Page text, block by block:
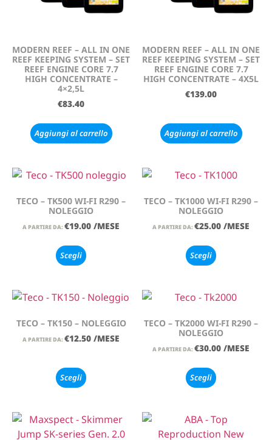
MODERN REEF – ALL IN ONE
REEF KEEPING SYSTEM – SET
REEF ENGINE CORE 7.7
HIGH CONCENTRATE –
4×2,5L
€83.40
Aggiungi al carrello
MODERN REEF – ALL IN ONE
REEF KEEPING SYSTEM – SET
REEF ENGINE CORE 7.7
HIGH CONCENTRATE – 4X5L
€139.00
Aggiungi al carrello
TECO – TK500 WI-FI R290 –
NOLEGGIO
A PARTIRE DA: €19.00 /MESE
Scegli
TECO – TK1000 WI-FI R290 –
NOLEGGIO
A PARTIRE DA: €25.00 /MESE
Scegli
TECO – TK150 – NOLEGGIO
A PARTIRE DA: €12.50 /MESE
Scegli
TECO – TK2000 WI-FI R290 –
NOLEGGIO
A PARTIRE DA: €30.00 /MESE
Scegli